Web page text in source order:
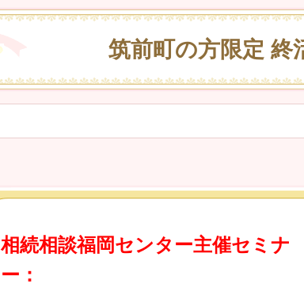
筑前町の方限定 終
相続相談福岡センター主催セミナ
ー：